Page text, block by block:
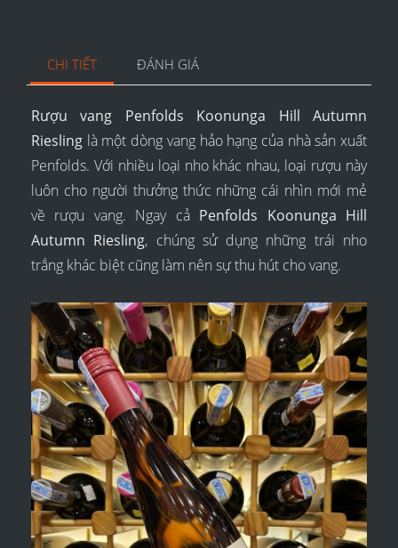
CHI TIẾT ĐÁNH GIÁ
Rượu vang Penfolds Koonunga Hill Autumn
Riesling là một dòng vang hảo hạng của nhà sản xuất
Penfolds. Với nhiều loại nho khác nhau, loại rượu này
luôn cho người thưởng thức những cái nhìn mới mẻ
về rượu vang. Ngay cả Penfolds Koonunga Hill
Autumn Riesling, chúng sử dụng những trái nho
trắng khác biệt cũng làm nên sự thu hút cho vang.